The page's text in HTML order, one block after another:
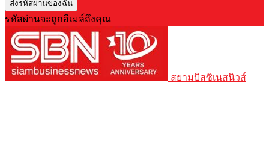
รหัสผ่านจะถูกอีเมล์ถึงคุณ
สยามบิสซิเนสนิวส์